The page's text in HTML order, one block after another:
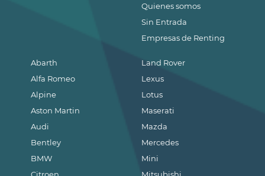
Abarth
Alfa Romeo
Alpine
Aston Martin
Audi
Bentley
BMW
Land Rover
Lexus
Lotus
Maserati
Mazda
Mercedes
Mini
Quienes somos
Sin Entrada
Empresas de Renting